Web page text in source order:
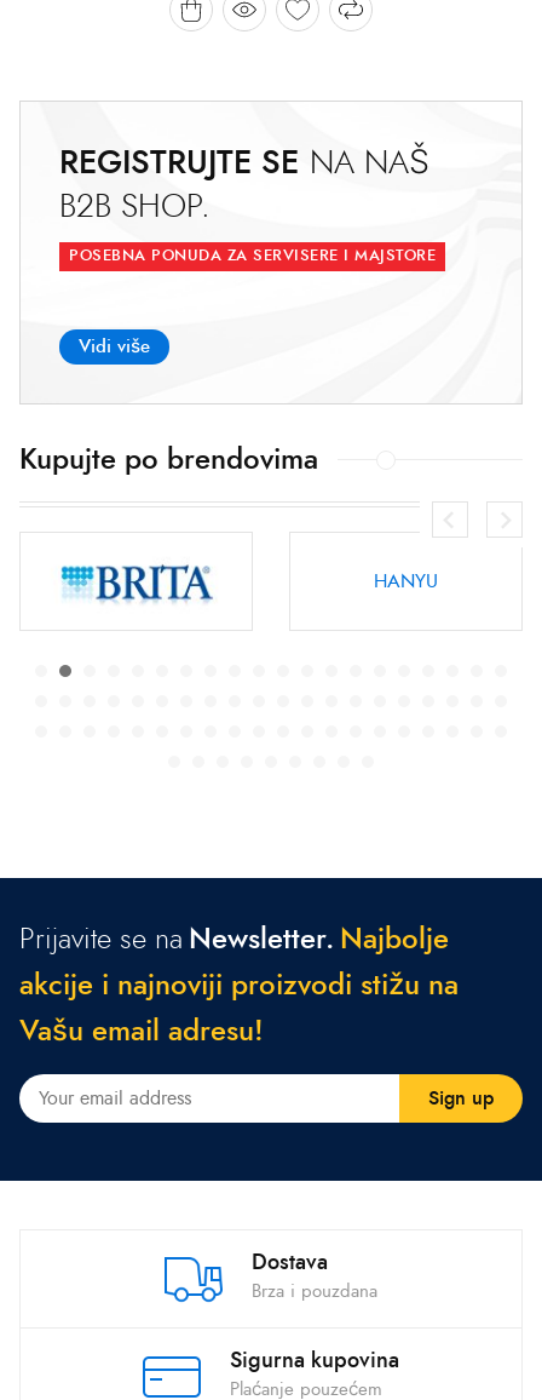
REGISTRUJTE SE NA NAŠ
B2B SHOP.
POSEBNA PONUDA ZA SERVISERE I MAJSTORE
Vidi više
Kupujte po brendovima
HANYU
Prijavite se na Newsletter. Naj bo je
a kcije i najnoviji proizvod i stižu na
Vašu emai ad resu!
Dostava
Brza i pouzdana
Sigurna kupovina
Plaćanje pouzećem